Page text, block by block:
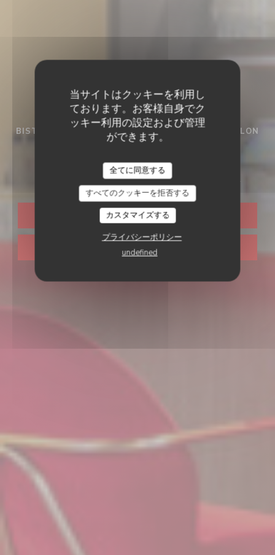
当サイトはクッキーを利用し
ております。お客様自身でク
ッキー利用の設定および管理
ができます。
全てに同意する
すべてのクッキーを拒否する
カスタマイズする
プライバシーポリシー
undefined
BISTROT / CUISINE FRANÇAISE / TERRASSE / SALON
PRIVÉ • VOIRON
Bistrot LÀOH! Voiron
予約
取り除く